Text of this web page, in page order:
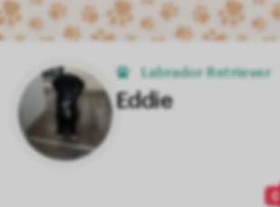
Labrador Retriever
Eddie
0